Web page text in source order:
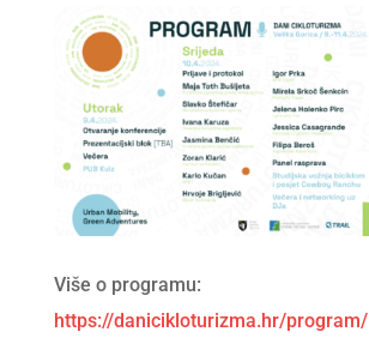
Više o programu:
https://danicikloturizma.hr/program/